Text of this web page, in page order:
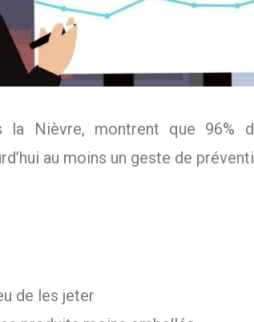
la Nièvre, montrent que 96%
au moins un geste de
de les jeter